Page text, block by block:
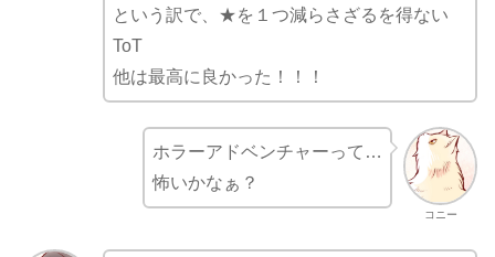
という訳で、★を１つ減らさざるを得ない
ToT
他は最高に良かった！！！
コニー
ホラーアドベンチャーって…
怖いかなぁ？